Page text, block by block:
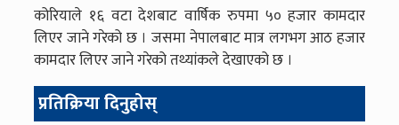
कोरियाले १६ वटा देशबाट वार्षिक रुपमा ५० हजार कामदार
लिएर जाने गरेको छ । जसमा नेपालबाट मात्र लगभग आठ हजार
कामदार लिएर जाने गरेको तथ्यांकले देखाएको छ ।
प्रतिक्रिया दिनुहोस्